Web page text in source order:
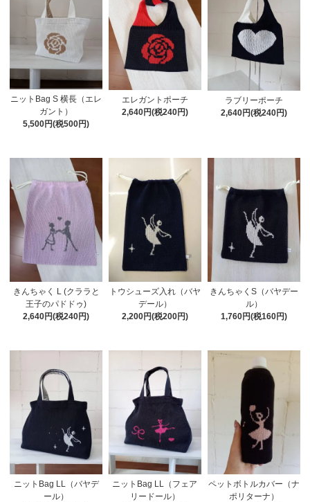
ニットBag S 横長（エレ
ガント）
5,500円(税500円)
エレガントポーチ
2,640円(税240円)
ラブリーポーチ
2,640円(税240円)
きんちゃく L (クララと
王子のパドドゥ)
2,640円(税240円)
トウシューズ入れ（バヤ
デール）
2,200円(税200円)
きんちゃくS（バヤデー
ル）
1,760円(税160円)
ニットBag LL（バヤデ
ール）
ニットBag LL（フェア
リードール）
ペットボトルカバー（ナ
ポリターナ）